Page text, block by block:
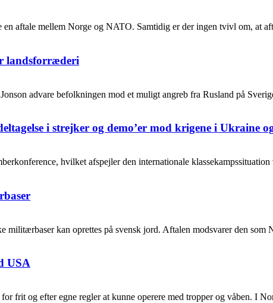
aftale mellem Norge og NATO. Samtidig er der ingen tvivl om, at
landsforræderi
advare befolkningen mod et muligt angreb fra Rusland på
i strejker og demo’er mod krigene i Ukraine
hvilket afspejler den internationale
militærbaser kan oprettes på svensk jord. Aftalen modsvarer den som
USA
frit og efter egne regler at kunne operere med tropper og våben. I